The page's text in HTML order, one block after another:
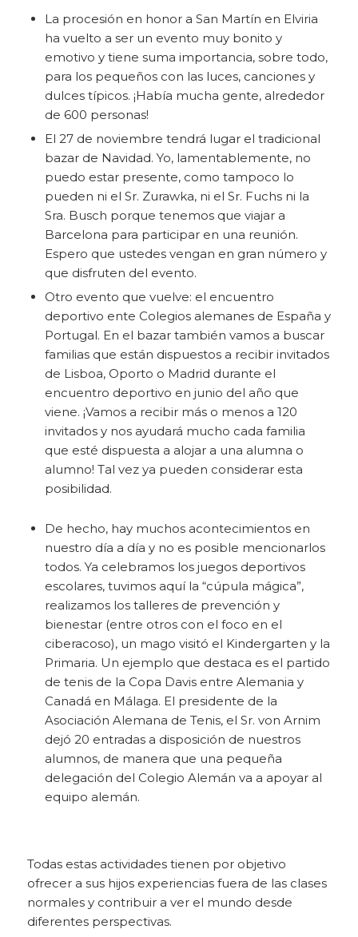
La procesión en honor a San Martín en Elviria
ha vuelto a ser un evento muy bonito y
emotivo y tiene suma importancia, sobre todo,
para los pequeños con las luces, canciones y
dulces típicos. ¡Había mucha gente, alrededor
de 600 personas!
El 27 de noviembre tendrá lugar el tradicional
bazar de Navidad. Yo, lamentablemente, no
puedo estar presente, como tampoco lo
pueden ni el Sr. Zurawka, ni el Sr. Fuchs ni la
Sra. Busch porque tenemos que viajar a
Barcelona para participar en una reunión.
Espero que ustedes vengan en gran número y
que disfruten del evento.
Otro evento que vuelve: el encuentro
deportivo ente Colegios alemanes de España y
Portugal. En el bazar también vamos a buscar
familias que están dispuestos a recibir invitados
de Lisboa, Oporto o Madrid durante el
encuentro deportivo en junio del año que
viene. ¡Vamos a recibir más o menos a 120
invitados y nos ayudará mucho cada familia
que esté dispuesta a alojar a una alumna o
alumno! Tal vez ya pueden considerar esta
posibilidad.
De hecho, hay muchos acontecimientos en
nuestro día a día y no es posible mencionarlos
todos. Ya celebramos los juegos deportivos
escolares, tuvimos aquí la “cúpula mágica”,
realizamos los talleres de prevención y
bienestar (entre otros con el foco en el
ciberacoso), un mago visitó el Kindergarten y la
Primaria. Un ejemplo que destaca es el partido
de tenis de la Copa Davis entre Alemania y
Canadá en Málaga. El presidente de la
Asociación Alemana de Tenis, el Sr. von Arnim
dejó 20 entradas a disposición de nuestros
alumnos, de manera que una pequeña
delegación del Colegio Alemán va a apoyar al
equipo alemán.
Todas estas actividades tienen por objetivo
ofrecer a sus hijos experiencias fuera de las clases
normales y contribuir a ver el mundo desde
diferentes perspectivas.